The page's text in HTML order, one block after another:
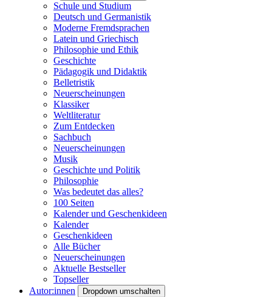
Schule und Studium
Deutsch und Germanistik
Moderne Fremdsprachen
Latein und Griechisch
Philosophie und Ethik
Geschichte
Pädagogik und Didaktik
Belletristik
Neuerscheinungen
Klassiker
Weltliteratur
Zum Entdecken
Sachbuch
Neuerscheinungen
Musik
Geschichte und Politik
Philosophie
Was bedeutet das alles?
100 Seiten
Kalender und Geschenkideen
Kalender
Geschenkideen
Alle Bücher
Neuerscheinungen
Aktuelle Bestseller
Topseller
Autor:innen
Dropdown umschalten